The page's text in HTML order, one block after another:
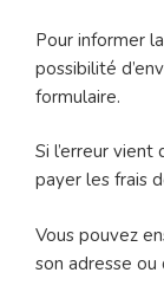
Pour informer
possibilité
formulaire.
Si l’erreur vient
payer les frais
Vous pouvez
son adresse ou